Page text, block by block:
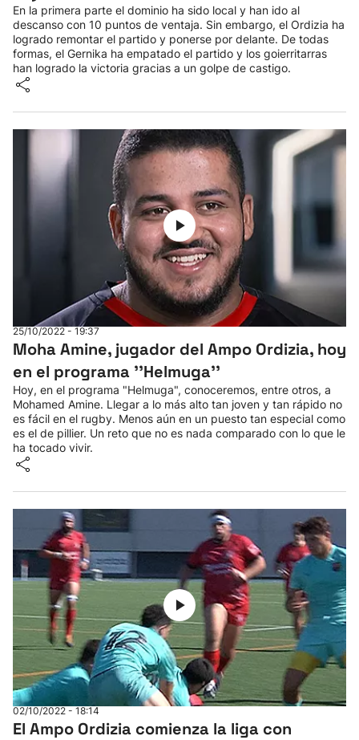
En la primera parte el dominio ha sido local y han ido al
descanso con 10 puntos de ventaja. Sin embargo, el Ordizia ha
logrado remontar el partido y ponerse por delante. De todas
formas, el Gernika ha empatado el partido y los goierritarras
han logrado la victoria gracias a un golpe de castigo.
25/10/2022 - 19:37
Moha Amine, jugador del Ampo Ordizia, hoy
en el programa ''Helmuga''
Hoy, en el programa "Helmuga", conoceremos, entre otros, a
Mohamed Amine. Llegar a lo más alto tan joven y tan rápido no
es fácil en el rugby. Menos aún en un puesto tan especial como
es el de pillier. Un reto que no es nada comparado con lo que le
ha tocado vivir.
02/10/2022 - 18:14
El Ampo Ordizia comienza la liga con